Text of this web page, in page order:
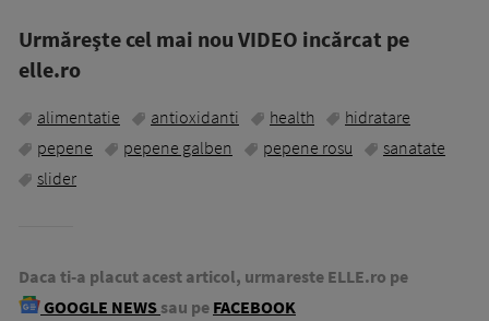
Urmăreşte cel mai nou VIDEO incărcat pe
elle.ro
alimentatie antioxidanti health
hidratare
pepene
pepene galben pepene rosu
sanatate
slider
Daca ti-a placut acest articol, urmareste ELLE.ro pe
GOOGLE NEWS sau pe FACEBOOK